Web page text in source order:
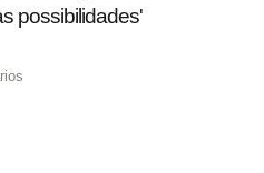
possibilidades'